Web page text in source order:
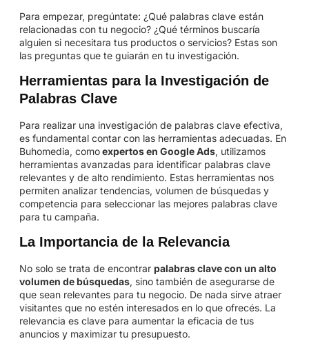
Para empezar, pregúntate: ¿Qué palabras clave están
relacionadas con tu negocio? ¿Qué términos buscaría
alguien si necesitara tus productos o servicios? Estas son
las preguntas que te guiarán en tu investigación.
Herramientas para la Investigación de
Palabras Clave
Para realizar una investigación de palabras clave efectiva,
es fundamental contar con las herramientas adecuadas. En
Buhomedia, comoexpertos en Google Ads, utilizamos
herramientas avanzadas para identificar palabras clave
relevantes y de alto rendimiento. Estas herramientas nos
permiten analizar tendencias, volumen de búsquedas y
competencia para seleccionar las mejores palabras clave
para tu campaña.
La Importancia de la Relevancia
No solo se trata de encontrar palabras clave con un alto
volumen de búsquedas, sino también de asegurarse de
que sean relevantes para tu negocio. De nada sirve atraer
visitantes que no estén interesados en lo que ofrecés. La
relevancia es clave para aumentar la eficacia de tus
anuncios y maximizar tu presupuesto.